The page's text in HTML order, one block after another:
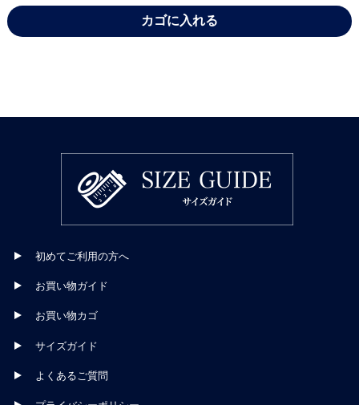
初めてご利用の方へ
お買い物ガイド
お買い物カゴ
サイズガイド
よくあるご質問